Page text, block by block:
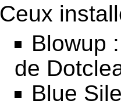
Ceux
Blowup
de
Blue